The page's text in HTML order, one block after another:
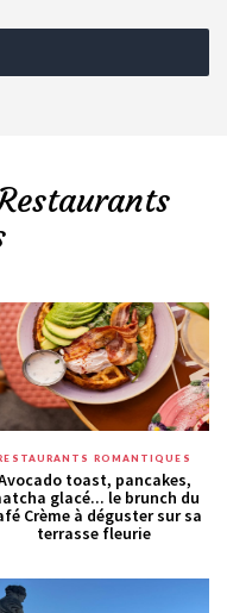
ROMANTIQUES
toast, pancakes,
glacé... le brunch du
Crème à déguster sur sa
terrasse fleurie